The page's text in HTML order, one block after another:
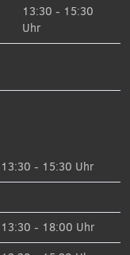
13:30 - 15:30
Uhr
13:30 - 15:30 Uhr
13:30 - 18:00 Uhr